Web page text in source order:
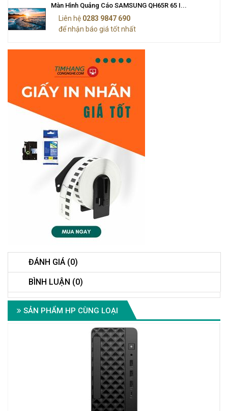
Màn Hình Quảng Cáo SAMSUNG QH65R 65 I...
Liên hệ 0283 9847 690
để nhận báo giá tốt nhất
ĐÁNH GIÁ (0)
BÌNH LUẬN (0)
SẢN PHẨM HP CÙNG LOẠI